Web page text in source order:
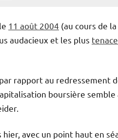
11 août 2004 (au cours de
audacieux et les plus
rapport au redressement
boursière
hier, avec un point haut en